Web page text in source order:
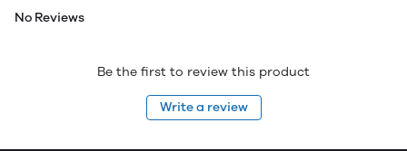
No Reviews
Be the first to review this product
Write a review